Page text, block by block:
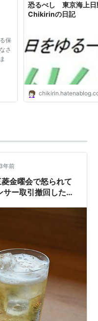
保
さ
恐るべし 東京海上日
Chikirinの日記
3年前
金曜会で怒られて
ー取引撤回した背